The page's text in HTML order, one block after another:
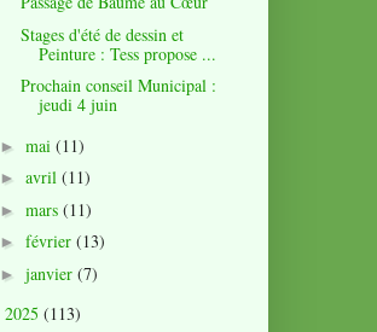
Stages d'été de dessin et
Peinture : Tess propose ...
Prochain conseil Municipal :
jeudi 4 juin
► mai (11)
► avril (11)
► mars (11)
► février (13)
► janvier (7)
2025 (113)